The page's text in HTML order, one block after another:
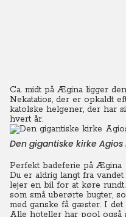
Ca. midt på Ægina ligger
Nekatatios, der er opkaldt
katolske helgener, der har
hvert år.
Den gigantiske kirke
Perfekt badeferie på Ægina
Du er aldrig langt fra
lejer en bil for at køre
som små uberørte bugter,
med ganske få gæster. I
Alle hoteller har pool også